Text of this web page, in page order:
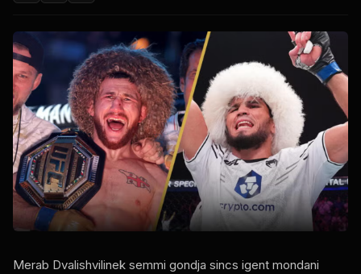
Merab Dvalishvilinek semmi gondja sincs igent mondani